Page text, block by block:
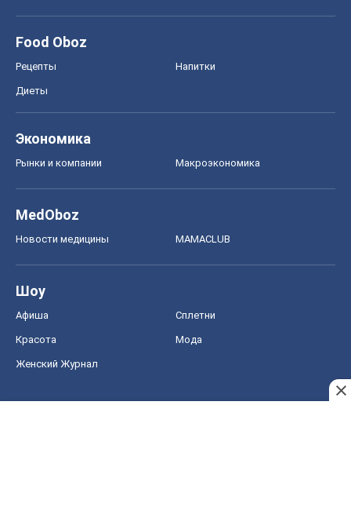
Food Oboz
Рецепты Напитки
Диеты
Экономика
Рынки и компании Mакроэкономика
MedOboz
Новости медицины MAMACLUB
Шоу
Афиша Сплетни
Красота Мода
Женский Журнал